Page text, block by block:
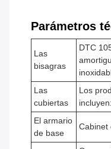
Parámetros
Las
bisagras
DTC
Las
cubiertas
Los
incluyen:
El armario
de base
Cabinet